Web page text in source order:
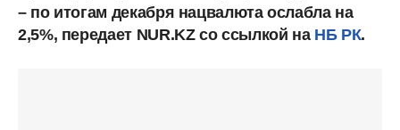
– по итогам декабря нацвалюта ослабла на
2,5%, передает NUR.KZ со ссылкой на НБ РК.